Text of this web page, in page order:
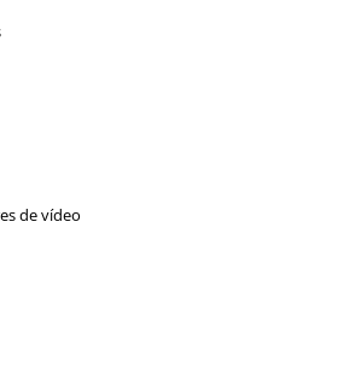
de vídeo